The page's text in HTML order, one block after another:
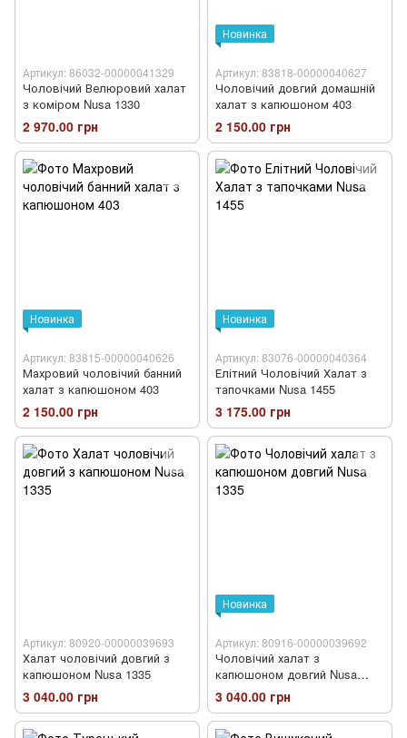
Артикул: 86032-00000041329
Чоловічий Велюровий халат
з коміром Nusa 1330
2 970.00 грн
Новинка
Артикул: 83818-00000040627
Чоловічий довгий домашній
халат з капюшоном 403
2 150.00 грн
Новинка
Артикул: 83815-00000040626
Махровий чоловічий банний
халат з капюшоном 403
2 150.00 грн
Новинка
Артикул: 83076-00000040364
Елітний Чоловічий Халат з
тапочками Nusa 1455
3 175.00 грн
Артикул: 80920-00000039693
Халат чоловічий довгий з
капюшоном Nusa 1335
3 040.00 грн
Новинка
Артикул: 80916-00000039692
Чоловічий халат з
капюшоном довгий Nusa
1335
3 040.00 грн